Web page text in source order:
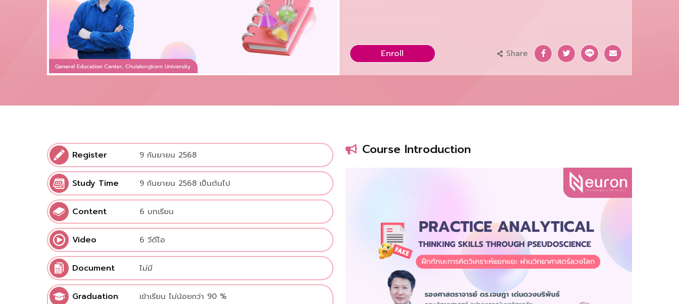
Enroll Share
Register 9 กันยายน 2568
Study Time 9 กันยายน 2568 เป็นต้นไป
Content 6 บทเรียน
Video 6 วีดีโอ
Document ไม่มี
Graduation
เข้าเรียน ไม่น้อยกว่า 90 %
Course Introduction